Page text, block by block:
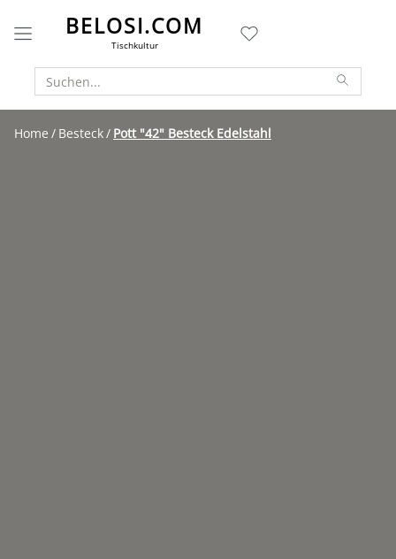
BELOSI.COM
Tischkultur
Home Besteck Pott "42" Besteck Edelstahl